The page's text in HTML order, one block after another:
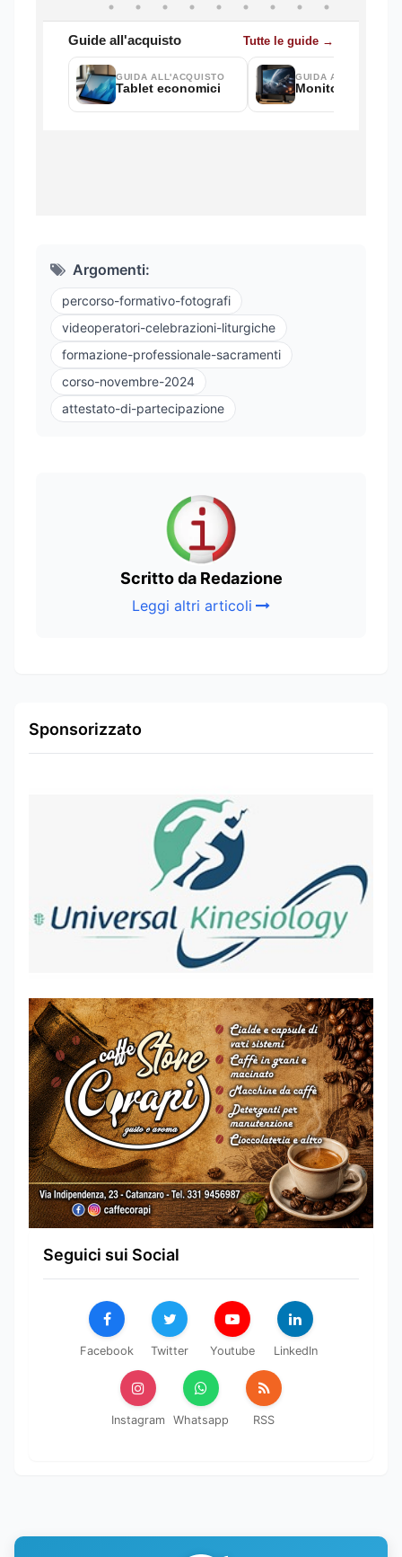
Argomenti:
percorso-formativo-fotografi
videoperatori-celebrazioni-liturgiche
formazione-professionale-sacramenti
corso-novembre-2024
attestato-di-partecipazione
Scritto da Redazione
Leggi altri articoli
Sponsorizzato
Seguici sui Social
Facebook Twitter Youtube LinkedIn
Instagram Whatsapp RSS